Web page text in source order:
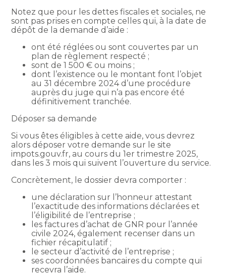
Notez que pour les dettes fiscales et sociales, ne
sont pas prises en compte celles qui, à la date de
dépôt de la demande d’aide :
ont été réglées ou sont couvertes par un
plan de règlement respecté ;
sont de 1 500 € ou moins ;
dont l’existence ou le montant font l’objet
au 31 décembre 2024 d’une procédure
auprès du juge qui n’a pas encore été
définitivement tranchée.
Déposer sa demande
Si vous êtes éligibles à cette aide, vous devrez
alors déposer votre demande sur le site
impots.gouv.fr, au cours du 1er trimestre 2025,
dans les 3 mois qui suivent l’ouverture du service.
Concrètement, le dossier devra comporter :
une déclaration sur l’honneur attestant
l’exactitude des informations déclarées et
l’éligibilité de l’entreprise ;
les factures d’achat de GNR pour l’année
civile 2024, également recenser dans un
fichier récapitulatif ;
le secteur d’activité de l’entreprise ;
ses coordonnées bancaires du compte qui
recevra l’aide.